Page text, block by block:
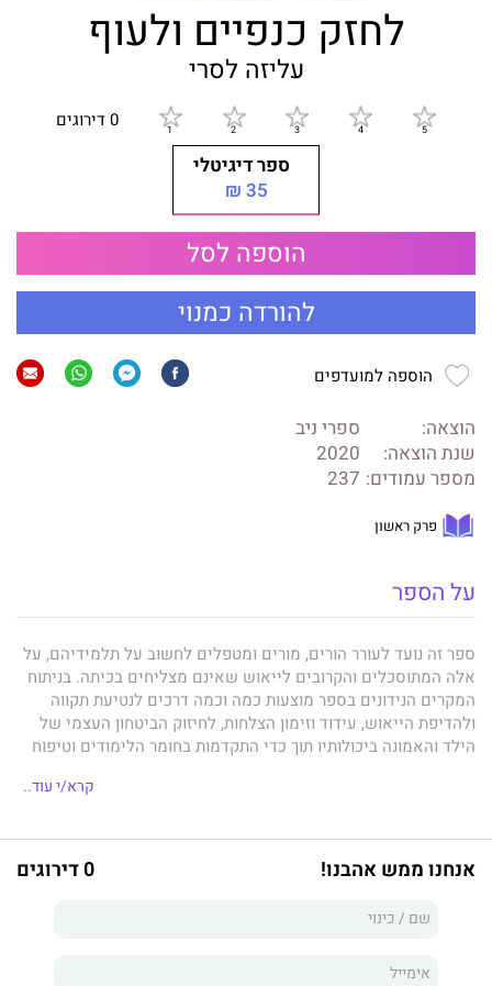
לחזק כנפיים ולעוף
עליזה לסרי
0 דירוגים
ספר דיגיטלי
35 ₪
הוספה לסל
להורדה כמנוי
הוספה למועדפים
הוצאה:
ספרי ניב
שנת הוצאה:
2020
מספר עמודים: 237
פרק ראשון
על הספר
ספר זה נועד לעורר הורים, מורים ומטפלים לחשוב על תלמידיהם, על
אלה המתוסכלים והקרובים לייאוש שאינם מצליחים בכיתה. בניתוח
המקרים הנידונים בספר מוצעות כמה וכמה דרכים לנטיעת תקווה
ולהדיפת הייאוש, עידוד וזימון הצלחות, לחיזוק הביטחון העצמי של
הילד והאמונה ביכולותיו תוך כדי התקדמות בחומר הלימודים וטיפוח
לחזק כנפיים ולעוףמביא סיפורי מקרה מרגשים ובהם סיפורו של
חיים בחברה, שהתקשה בחיבור מילים לכדי משפט, ואף בהבנת קודים
וממושך לרכוש חברים ולצלוח את מבחני הבגרות בלשון. הצלחתו
קרא/י עוד..
אנחנו ממש אהבנו! 0 דירוגים